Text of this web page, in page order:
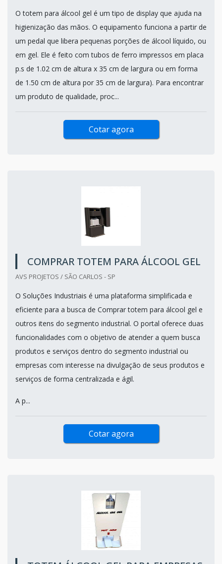
O totem para álcool gel é um tipo de display que ajuda na
higienização das mãos. O equipamento funciona a partir de
um pedal que libera pequenas porções de álcool líquido, ou
em gel. Ele é feito com tubos de ferro impressos em placa
p.s de 1.02 cm de altura x 35 cm de largura ou em forma
de 1.50 cm de altura por 35 cm de largura). Para encontrar
um produto de qualidade, proc...
Cotar agora
COMPRAR TOTEM PARA ÁLCOOL GEL
AVS PROJETOS / SÃO CARLOS - SP
O Soluções Industriais é uma plataforma simplificada e
eficiente para a busca de Comprar totem para álcool gel e
outros itens do segmento industrial. O portal oferece duas
funcionalidades com o objetivo de atender a quem busca
produtos e serviços dentro do segmento industrial ou
empresas com interesse na divulgação de seus produtos e
serviços de forma centralizada e ágil.
A p...
Cotar agora